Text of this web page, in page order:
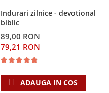
Indurari zilnice - devotional
biblic
89,00 RON
79,21 RON
ADAUGA IN COS